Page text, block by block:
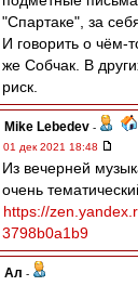
"Спартаке", за
И говорить о чём-
же Собчак. В
риск.
Mike Lebedev -
01 дек 2021 18:48
Из вечерней
очень
https://
3798b0a1b9
Ал -